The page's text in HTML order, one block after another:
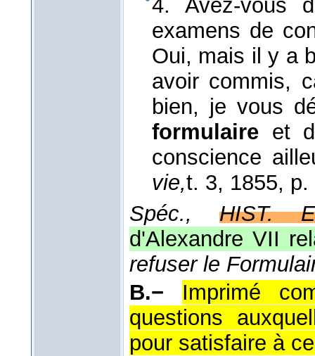
4. Avez-vous
examens de
Oui, mais il y a
avoir commis,
bien, je vous
formulaire et
conscience
vie,t. 3, 1855, p.
Spéc.,
HIST.
d'Alexandre VII
refuser le
B.−
Imprimé
questions
pour satisfaire à